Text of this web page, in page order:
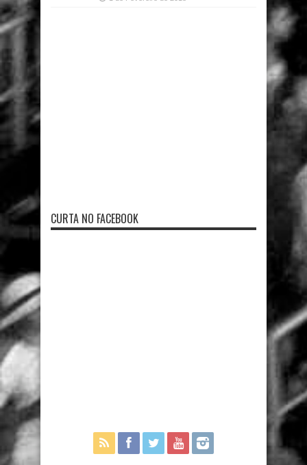
CURTA NO FACEBOOK